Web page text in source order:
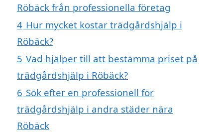
Röbäck från professionella företag
4 Hur mycket kostar trädgårdshjälp i
Röbäck?
5 Vad hjälper till att bestämma priset på
trädgårdshjälp i Röbäck?
6 Sök efter en professionell för
trädgårdshjälp i andra städer nära
Röbäck